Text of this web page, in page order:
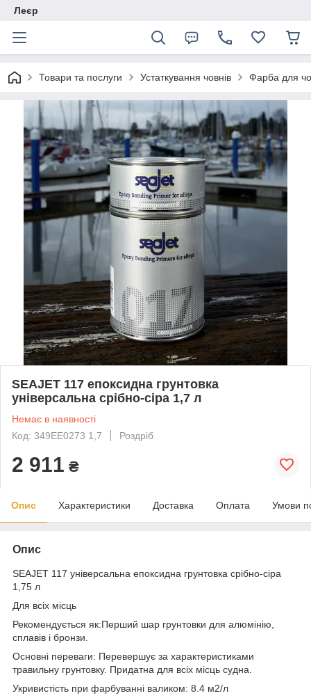
Леєр
Товари та послуги Устаткування човнів Фарба для
SEAJET 117 епоксидна грунтовка
універсальна срібно-сіра 1,7 л
Немає в наявності
Код: 349EE0273 1,7
Роздріб
2 911 ₴
Опис Характеристики Доставка Оплата Умови
Опис
SEAJET 117 універсальна епоксидна грунтовка срібно-сіра
1,75 л
Для всіх місць
Рекомендується як:Перший шар грунтовки для алюмінію,
сплавів і бронзи.
Основні переваги: Перевершує за характеристиками
травильну грунтовку. Придатна для всіх місць судна.
Укривистість при фарбуванні валиком: 8.4 м2/л